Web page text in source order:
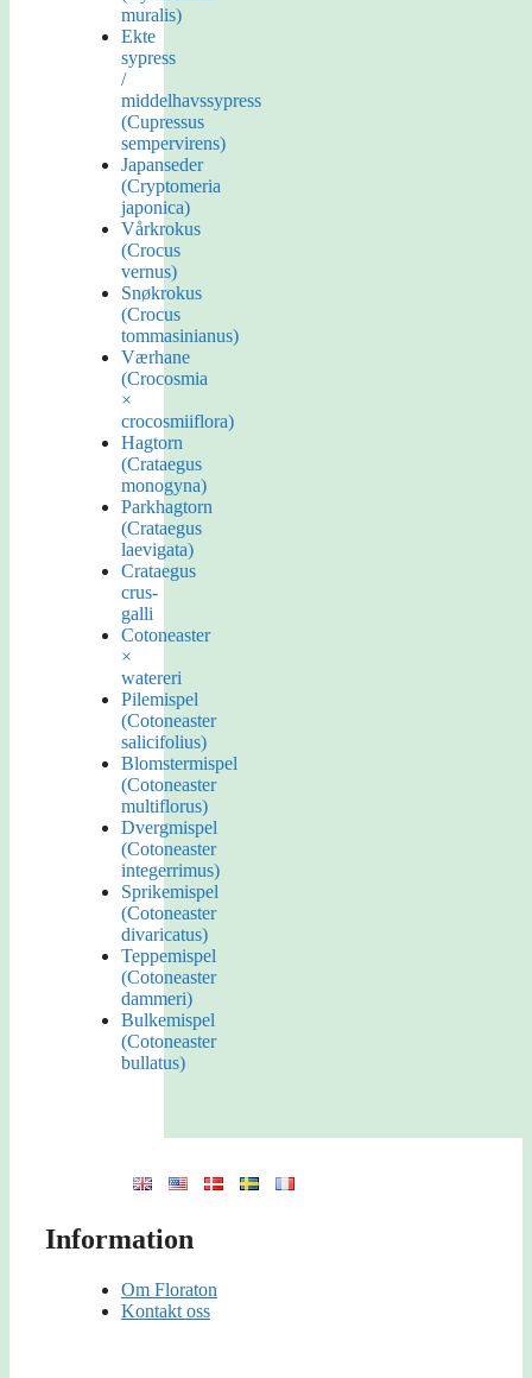
muralis)
Ekte
sypress
/
middelhavssypress
(Cupressus
sempervirens)
Japanseder
(Cryptomeria
japonica)
Vårkrokus
(Crocus
vernus)
Snøkrokus
(Crocus
tommasinianus)
Værhane
(Crocosmia
×
crocosmiiflora)
Hagtorn
(Crataegus
monogyna)
Parkhagtorn
(Crataegus
laevigata)
Crataegus
crus-
galli
Cotoneaster
×
watereri
Pilemispel
(Cotoneaster
salicifolius)
Blomstermispel
(Cotoneaster
multiflorus)
Dvergmispel
(Cotoneaster
integerrimus)
Sprikemispel
(Cotoneaster
divaricatus)
Teppemispel
(Cotoneaster
dammeri)
Bulkemispel
(Cotoneaster
bullatus)
Information
Om Floraton
Kontakt oss